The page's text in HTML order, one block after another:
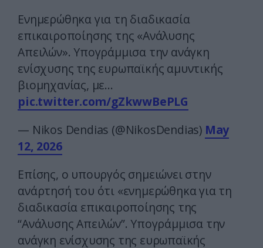
Ενημερώθηκα για τη διαδικασία
επικαιροποίησης της «Ανάλυσης
Απειλών». Υπογράμμισα την ανάγκη
ενίσχυσης της ευρωπαϊκής αμυντικής
βιομηχανίας, με…
pic.twitter.com/gZkwwBePLG
— Nikos Dendias (@NikosDendias) May
12, 2026
Επίσης, ο υπουργός σημειώνει στην
ανάρτησή του ότι «ενημερώθηκα για τη
διαδικασία επικαιροποίησης της
“Ανάλυσης Απειλών”. Υπογράμμισα την
ανάγκη ενίσχυσης της ευρωπαϊκής